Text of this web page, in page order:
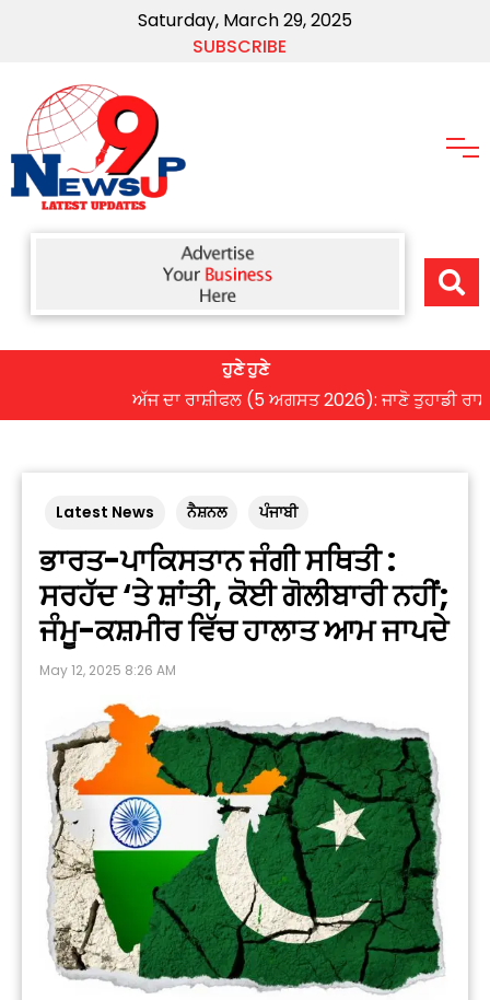
Saturday, March 29, 2025
SUBSCRIBE
ਹੁਣੇ ਹੁਣੇ
ਅੱਜ ਦਾ ਰਾਸ਼ੀਫਲ (5 ਅਗਸਤ 2026): ਜਾਣੋ ਤੁਹਾਡੀ ਰਾਸ਼ੀ
Latest News ਨੈਸ਼ਨਲ ਪੰਜਾਬੀ
ਭਾਰਤ-ਪਾਕਿਸਤਾਨ ਜੰਗੀ ਸਥਿਤੀ :
ਸਰਹੱਦ ‘ਤੇ ਸ਼ਾਂਤੀ, ਕੋਈ ਗੋਲੀਬਾਰੀ ਨਹੀਂ;
ਜੰਮੂ-ਕਸ਼ਮੀਰ ਵਿੱਚ ਹਾਲਾਤ ਆਮ ਜਾਪਦੇ
May 12, 2025 8:26 AM